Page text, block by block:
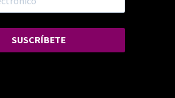
SUSCRÍBETE